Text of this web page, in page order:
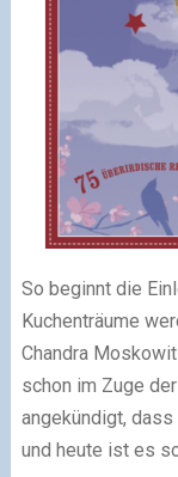
So beginnt die
Kuchenträume
Chandra
schon im Zuge
angekündigt,
und heute ist es